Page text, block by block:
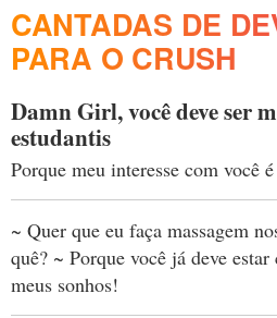
CANTADAS DE
PARA O CRUSH
Damn Girl, você deve ser
estudantis
Porque meu interesse com você
~ Quer que eu faça massagem
quê? ~ Porque você já deve estar
meus sonhos!